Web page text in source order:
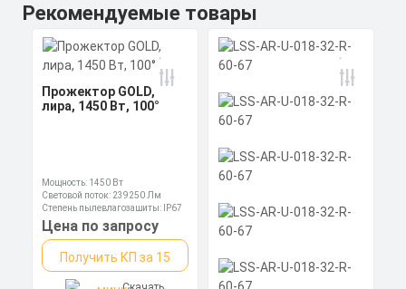
Рекомендуемые товары
Прожектор GOLD,
лира, 1450 Вт, 100°
Мощность: 1450 Вт
Световой поток: 239250 Лм
Степень пылевлагозащиты: IP67
Цена по запросу
Получить КП за 15